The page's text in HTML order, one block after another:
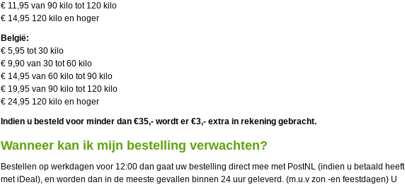
€ 11,95 van 90 kilo tot 120 kilo
€ 14,95 120 kilo en hoger
België:
€ 5,95 tot 30 kilo
€ 9,90 van 30 tot 60 kilo
€ 14,95 van 60 kilo tot 90 kilo
€ 19,95 van 90 kilo tot 120 kilo
€ 24,95 120 kilo en hoger
Indien u besteld voor minder dan €35,- wordt er €3,- extra in rekening gebracht.
Wanneer kan ik mijn bestelling verwachten?
Bestellen op werkdagen voor 12:00 dan gaat uw bestelling direct mee met PostNL (indien u betaald heeft
met iDeal), en worden dan in de meeste gevallen binnen 24 uur geleverd. (m.u.v zon -en feestdagen) U